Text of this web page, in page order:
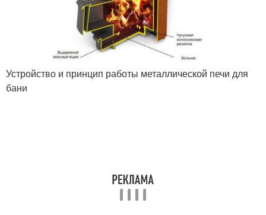
Устройство и принцип работы металлической печи для
бани